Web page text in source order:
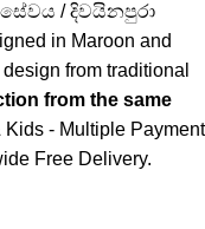
/ දිවයිනපුරා
in Maroon and
from traditional
from the same
- Multiple Payment
Free Delivery.